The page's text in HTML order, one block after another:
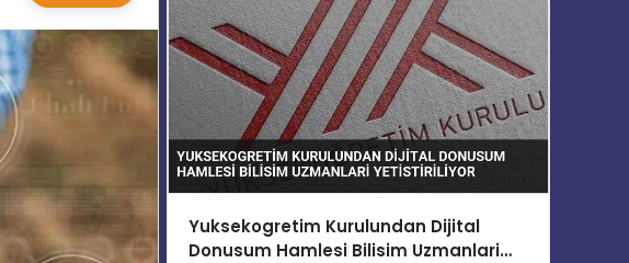
Yuksekogretim Kurulundan Dijital
Donusum Hamlesi Bilisim Uzmanlari